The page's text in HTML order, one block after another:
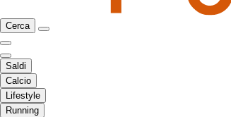
Cerca
Saldi
Calcio
Lifestyle
Running